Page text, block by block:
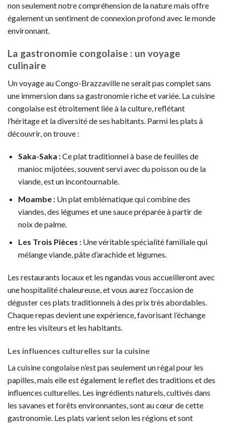
non seulement notre compréhension de la nature mais offre
également un sentiment de connexion profond avec le monde
environnant.
La gastronomie congolaise : un voyage
culinaire
Un voyage au Congo-Brazzaville ne serait pas complet sans
une immersion dans sa gastronomie riche et variée. La cuisine
congolaise est étroitement liée à la culture, reflétant
l’héritage et la diversité de ses habitants. Parmi les plats à
découvrir, on trouve :
Saka-Saka :Ce plat traditionnel à base de feuilles de
manioc mijotées, souvent servi avec du poisson ou de la
viande, est un incontournable.
Moambe :Un plat emblématique qui combine des
viandes, des légumes et une sauce préparée à partir de
noix de palme.
Les Trois Pièces :Une véritable spécialité familiale qui
mélange viande, pâte d’arachide et légumes.
Les restaurants locaux et les ngandas vous accueilleront avec
une hospitalité chaleureuse, et vous aurez l’occasion de
déguster ces plats traditionnels à des prix très abordables.
Chaque repas devient une expérience, favorisant l’échange
entre les visiteurs et les habitants.
Les influences culturelles sur la cuisine
La cuisine congolaise n’est pas seulement un régal pour les
papilles, mais elle est également le reflet des traditions et des
influences culturelles. Les ingrédients naturels, cultivés dans
les savanes et forêts environnantes, sont au cœur de cette
gastronomie. Les plats varient selon les régions et sont